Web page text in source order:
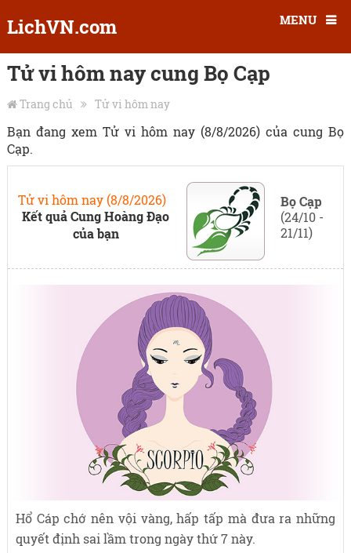
LichVN.com MENU
Tử vi hôm nay cung Bọ Cạp
Trang chủ Tử vi hôm nay
Bạn đang xem Tử vi hôm nay (8/8/2026) của cung Bọ
Cạp.
Tử vi hôm nay (8/8/2026)
Kết quả Cung Hoàng Đạo
của bạn
Bọ Cạp
(24/10 -
21/11)
Hổ Cáp chớ nên vội vàng, hấp tấp mà đưa ra những
quyết định sai lầm trong ngày thứ 7 này.